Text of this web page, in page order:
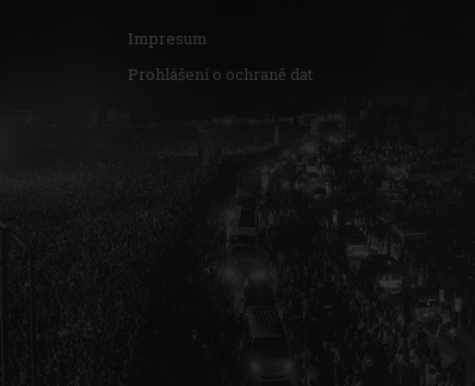
Impresum
Prohlášení o ochraně dat